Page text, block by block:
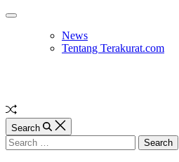
Skip
Off
News
Tentang Terakurat.com
Random
Article
Search
Search
for: